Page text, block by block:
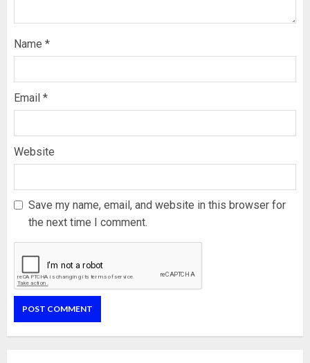
Name *
Email *
Website
Save my name, email, and website in this browser for
the next time I comment.